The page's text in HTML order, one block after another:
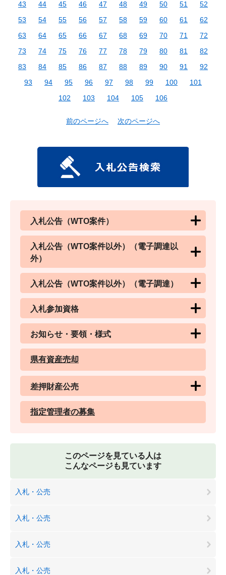
43
44 45 46 47 48 49 50 51
52
53
54 55 56 57 58 59 60 61
62
63
64 65 66 67 68 69 70 71
72
73
74 75 76 77 78 79 80 81
82
83
84 85 86 87 88 89 90 91
92
93
94 95 96 97 98 99 100
101
102
103 104 105 106
前のページへ 次のページへ
入札公告（WTO案件）
入札公告（WTO案件以外）（電子調達以
外）
入札公告（WTO案件以外）（電子調達）
入札参加資格
お知らせ・要領・様式
県有資産売却
差押財産公売
指定管理者の募集
このページを見ている人は
こんなページも見ています
入札・公売
入札・公売
入札・公売
入札・公売